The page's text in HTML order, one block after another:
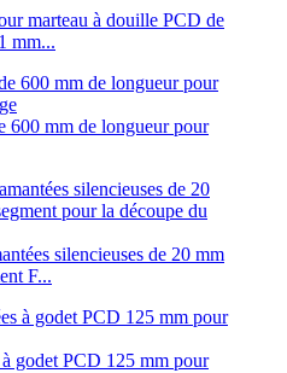
marteau à douille PCD de
mm...
600 mm de longueur pour
silencieuses de 20 mm
F...
godet PCD 125 mm pour